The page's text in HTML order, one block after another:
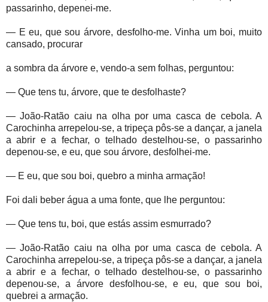
passarinho, depenei-me.
— E eu, que sou árvore, desfolho-me. Vinha um boi, muito
cansado, procurar
a sombra da árvore e, vendo-a sem folhas, perguntou:
— Que tens tu, árvore, que te desfolhaste?
— João-Ratão caiu na olha por uma casca de cebola. A
Carochinha arrepelou-se, a tripeça pôs-se a dançar, a janela
a abrir e a fechar, o telhado destelhou-se, o passarinho
depenou-se, e eu, que sou árvore, desfolhei-me.
— E eu, que sou boi, quebro a minha armação!
Foi dali beber água a uma fonte, que lhe perguntou:
— Que tens tu, boi, que estás assim esmurrado?
— João-Ratão caiu na olha por uma casca de cebola. A
Carochinha arrepelou-se, a tripeça pôs-se a dançar, a janela
a abrir e a fechar, o telhado destelhou-se, o passarinho
depenou-se, a árvore desfolhou-se, e eu, que sou boi,
quebrei a armação.